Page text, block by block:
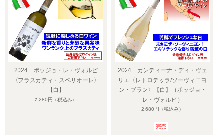
2024 ポッジョ・レ・ヴォルピ
〈フラスカティ・スペリオーレ〉
【白】
2,280円 （税込み）
2024 カンティーナ・ディ・ヴェ
リエ〈レトロテッラ/ソーヴィニヨ
ン・ブラン〉【白】（ポッジョ・
レ・ヴォルピ）
2,680円 （税込み）
完売